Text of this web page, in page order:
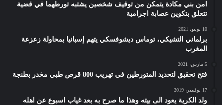
امن بني مكادة يتمكن من توقيف شخصين يشتبه تورطهما في قضية
تتعلق بتكوين عصابة اجرامية
10 يونيو، 2021
برلماني التشيكي، توماس ديشوفسكي يتهم إسبانيا بمحاولة زعزعة
المغرب
5 مارس، 2021
فتح تحقيق لتحديد المتورطين في تهريب 800 قرص طبي مخدر بطنجة
17 نوفمبر، 2019
ولد الكرية يعود الى بيته وهذا ما صرح به بعد غياب اسبوع عن اهله